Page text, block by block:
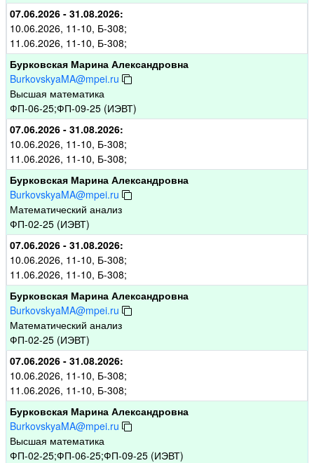
07.06.2026 - 31.08.2026:
10.06.2026, 11-10, Б-308;
11.06.2026, 11-10, Б-308;
Бурковская Марина Александровна
BurkovskyaMA@mpei.ru
Высшая математика
ФП-06-25;ФП-09-25 (ИЭВТ)
07.06.2026 - 31.08.2026:
10.06.2026, 11-10, Б-308;
11.06.2026, 11-10, Б-308;
Бурковская Марина Александровна
BurkovskyaMA@mpei.ru
Математический анализ
ФП-02-25 (ИЭВТ)
07.06.2026 - 31.08.2026:
10.06.2026, 11-10, Б-308;
11.06.2026, 11-10, Б-308;
Бурковская Марина Александровна
BurkovskyaMA@mpei.ru
Математический анализ
ФП-02-25 (ИЭВТ)
07.06.2026 - 31.08.2026:
10.06.2026, 11-10, Б-308;
11.06.2026, 11-10, Б-308;
Бурковская Марина Александровна
BurkovskyaMA@mpei.ru
Высшая математика
ФП-02-25;ФП-06-25;ФП-09-25 (ИЭВТ)